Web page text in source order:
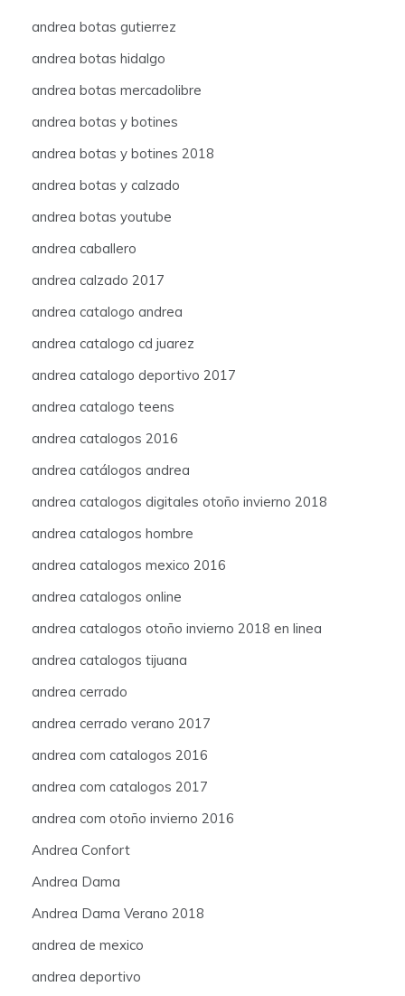
andrea botas gutierrez
andrea botas hidalgo
andrea botas mercadolibre
andrea botas y botines
andrea botas y botines 2018
andrea botas y calzado
andrea botas youtube
andrea caballero
andrea calzado 2017
andrea catalogo andrea
andrea catalogo cd juarez
andrea catalogo deportivo 2017
andrea catalogo teens
andrea catalogos 2016
andrea catálogos andrea
andrea catalogos digitales otoño invierno 2018
andrea catalogos hombre
andrea catalogos mexico 2016
andrea catalogos online
andrea catalogos otoño invierno 2018 en linea
andrea catalogos tijuana
andrea cerrado
andrea cerrado verano 2017
andrea com catalogos 2016
andrea com catalogos 2017
andrea com otoño invierno 2016
Andrea Confort
Andrea Dama
Andrea Dama Verano 2018
andrea de mexico
andrea deportivo